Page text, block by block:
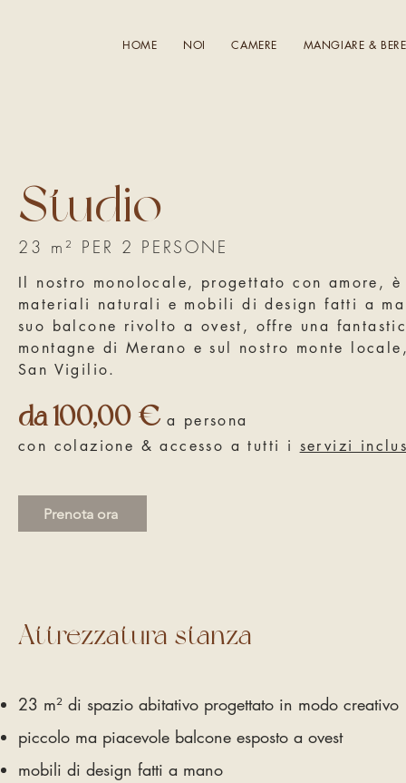
HOME NOI CAMERE MANGIARE & BERE
Studio
23 m² PER 2 PERSONE
Il nostro monolocale, progettato con amore,
materiali naturali e mobili di design fatti a
suo balcone rivolto a ovest, offre una
montagne di Merano e sul nostro monte
San Vigilio.
da 100,00 € a persona
con colazione & accesso a tutti i servizi
Prenota ora
Attrezzatura stanza
23 m² di spazio abitativo progettato in modo creativo
piccolo ma piacevole balcone esposto a ovest
mobili di design fatti a mano